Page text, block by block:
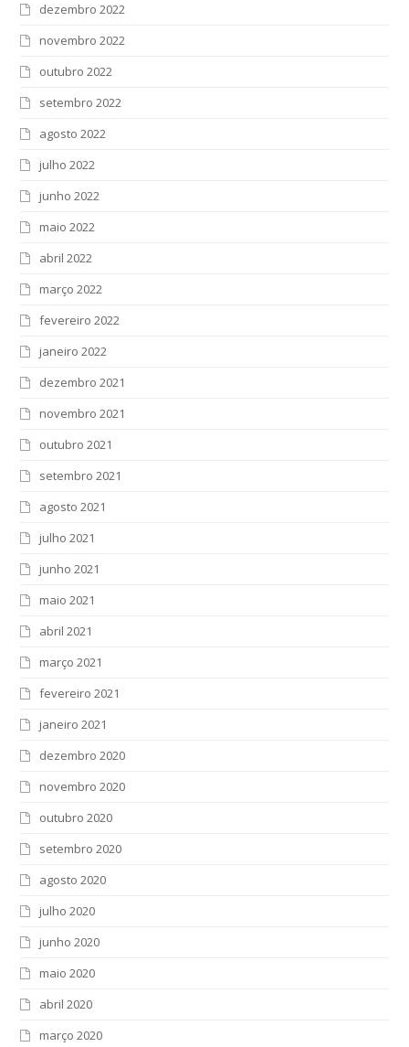
dezembro 2022
novembro 2022
outubro 2022
setembro 2022
agosto 2022
julho 2022
junho 2022
maio 2022
abril 2022
março 2022
fevereiro 2022
janeiro 2022
dezembro 2021
novembro 2021
outubro 2021
setembro 2021
agosto 2021
julho 2021
junho 2021
maio 2021
abril 2021
março 2021
fevereiro 2021
janeiro 2021
dezembro 2020
novembro 2020
outubro 2020
setembro 2020
agosto 2020
julho 2020
junho 2020
maio 2020
abril 2020
março 2020